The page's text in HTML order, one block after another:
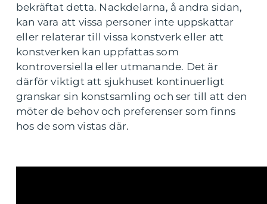
bekräftat detta. Nackdelarna, å andra sidan,
kan vara att vissa personer inte uppskattar
eller relaterar till vissa konstverk eller att
konstverken kan uppfattas som
kontroversiella eller utmanande. Det är
därför viktigt att sjukhuset kontinuerligt
granskar sin konstsamling och ser till att den
möter de behov och preferenser som finns
hos de som vistas där.